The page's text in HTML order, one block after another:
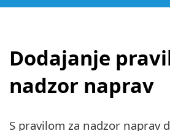
Dodajanje
nadzor naprav
S pravilom za nadzor naprav